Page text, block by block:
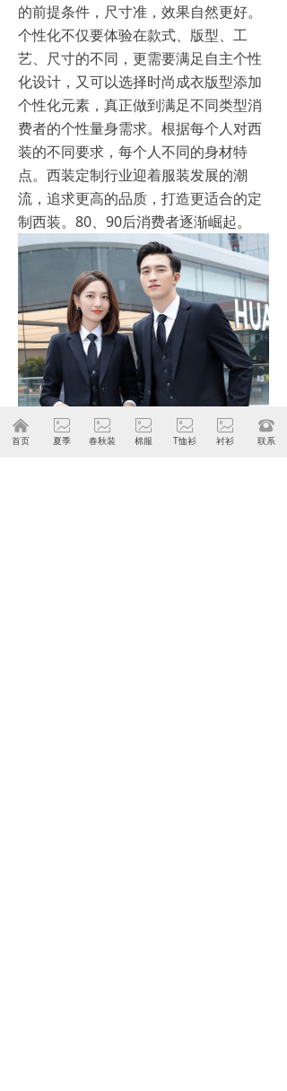
的前提条件，尺寸准，效果自然更好。
个性化不仅要体验在款式、版型、工
艺、尺寸的不同，更需要满足自主个性
化设计，又可以选择时尚成衣版型添加
个性化元素，真正做到满足不同类型消
费者的个性量身需求。根据每个人对西
装的不同要求，每个人不同的身材特
点。西装定制行业迎着服装发展的潮
流，追求更高的品质，打造更适合的定
制西装。80、90后消费者逐渐崛起。
낀
首页
ꂈ
夏季
ꂈ
春秋装
ꂈ
棉服
ꂈ
T恤衫
ꂈ
衬衫
뀰
联系